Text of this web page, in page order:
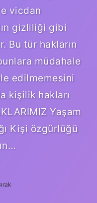
vicdan
gizliliği gibi
Bu tür hakların
müdahale
edilmemesini
kişilik hakları
Yaşam
Kişi özgürlüğü